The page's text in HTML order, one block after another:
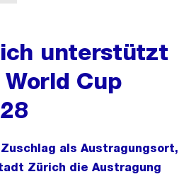
unterstützt
World Cup
als Austragungsort,
Zürich die Austragung